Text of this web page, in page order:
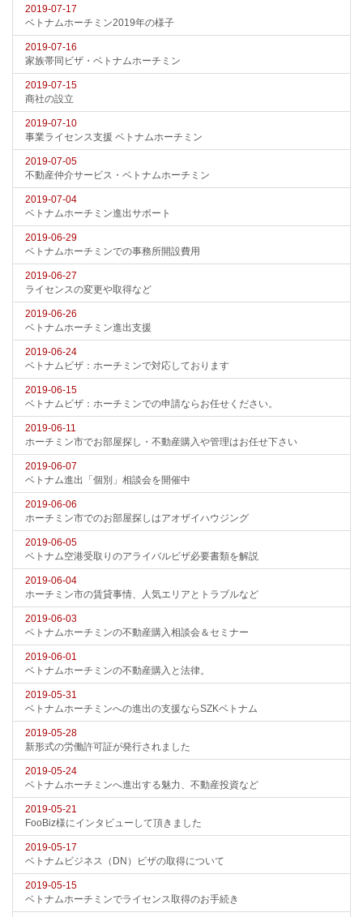
2019-07-17
ベトナムホーチミン2019年の様子
2019-07-16
家族帯同ビザ・ベトナムホーチミン
2019-07-15
商社の設立
2019-07-10
事業ライセンス支援 ベトナムホーチミン
2019-07-05
不動産仲介サービス・ベトナムホーチミン
2019-07-04
ベトナムホーチミン進出サポート
2019-06-29
ベトナムホーチミンでの事務所開設費用
2019-06-27
ライセンスの変更や取得など
2019-06-26
ベトナムホーチミン進出支援
2019-06-24
ベトナムビザ：ホーチミンで対応しております
2019-06-15
ベトナムビザ：ホーチミンでの申請ならお任せください。
2019-06-11
ホーチミン市でお部屋探し・不動産購入や管理はお任せ下さい
2019-06-07
ベトナム進出「個別」相談会を開催中
2019-06-06
ホーチミン市でのお部屋探しはアオザイハウジング
2019-06-05
ベトナム空港受取りのアライバルビザ必要書類を解説
2019-06-04
ホーチミン市の賃貸事情、人気エリアとトラブルなど
2019-06-03
ベトナムホーチミンの不動産購入相談会＆セミナー
2019-06-01
ベトナムホーチミンの不動産購入と法律。
2019-05-31
ベトナムホーチミンへの進出の支援ならSZKベトナム
2019-05-28
新形式の労働許可証が発行されました
2019-05-24
ベトナムホーチミンへ進出する魅力、不動産投資など
2019-05-21
FooBiz様にインタビューして頂きました
2019-05-17
ベトナムビジネス（DN）ビザの取得について
2019-05-15
ベトナムホーチミンでライセンス取得のお手続き